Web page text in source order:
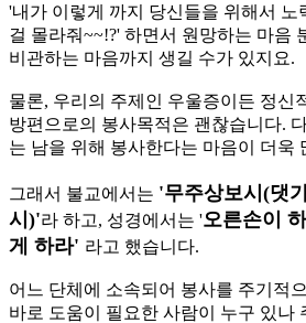
'내가 이렇게 까지 당신들을 위해서 노
걸 몰라줘~~!?' 하면서 원망하는 마음
비관하는 마음까지 생길 수가 있지요.
물론, 우리의 주제인 우울증이든 정신
방편으로의 봉사목적은 괜찮습니다.
는 남을 위해 봉사한다는 마음이 더욱
그래서 불교에서는 '무주상보시(댓
시)'라 하고, 성경에서는 '오른손이
게 하라' 라고 했습니다.
어느 단체에 소속되어 봉사를 주기적
바로 도움이 필요한 사람이 누구 있나